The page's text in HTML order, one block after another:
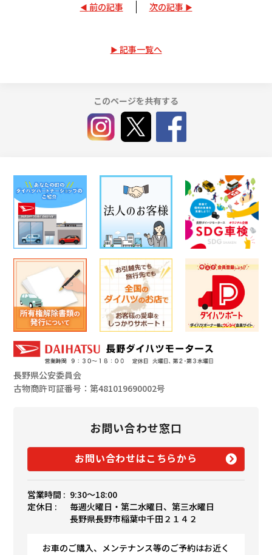
前の記事 次の記事
記事一覧へ
このページを共有する
長野県公安委員会
古物商許可証番号：第481019690002号
お問い合わせ窓口
お問い合わせはこちらから
営業時間 : 9:30〜18:00
定休日 :
毎週火曜日・第二水曜日、第三水曜日
長野県長野市稲葉中千田２１４２
お車のご購入、メンテナンス等のご予約はお近く